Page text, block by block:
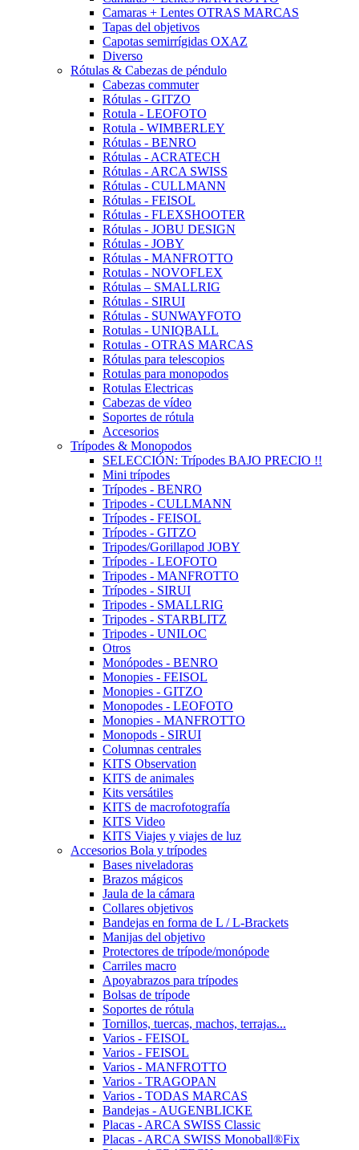
Camaras + Lentes OTRAS MARCAS
Tapas del objetivos
Capotas semirrígidas OXAZ
Diverso
Rótulas & Cabezas de péndulo
Cabezas commuter
Rótulas - GITZO
Rotula - LEOFOTO
Rotula - WIMBERLEY
Rótulas - BENRO
Rótulas - ACRATECH
Rótulas - ARCA SWISS
Rótulas - CULLMANN
Rótulas - FEISOL
Rótulas - FLEXSHOOTER
Rótulas - JOBU DESIGN
Rótulas - JOBY
Rótulas - MANFROTTO
Rotulas - NOVOFLEX
Rótulas – SMALLRIG
Rótulas - SIRUI
Rótulas - SUNWAYFOTO
Rotulas - UNIQBALL
Rotulas - OTRAS MARCAS
Rótulas para telescopios
Rotulas para monopodos
Rotulas Electricas
Cabezas de vídeo
Soportes de rótula
Accesorios
Trípodes & Monopodos
SELECCIÓN: Trípodes BAJO PRECIO !!
Mini trípodes
Trípodes - BENRO
Tripodes - CULLMANN
Trípodes - FEISOL
Trípodes - GITZO
Tripodes/Gorillapod JOBY
Trípodes - LEOFOTO
Tripodes - MANFROTTO
Trípodes - SIRUI
Tripodes - SMALLRIG
Tripodes - STARBLITZ
Tripodes - UNILOC
Otros
Monópodes - BENRO
Monopies - FEISOL
Monopies - GITZO
Monopodes - LEOFOTO
Monopies - MANFROTTO
Monopods - SIRUI
Columnas centrales
KITS Observation
KITS de animales
Kits versátiles
KITS de macrofotografía
KITS Video
KITS Viajes y viajes de luz
Accesorios Bola y trípodes
Bases niveladoras
Brazos mágicos
Jaula de la cámara
Collares objetivos
Bandejas en forma de L / L-Brackets
Manijas del objetivo
Protectores de trípode/monópode
Carriles macro
Apoyabrazos para trípodes
Bolsas de trípode
Soportes de rótula
Tornillos, tuercas, machos, terrajas...
Varios - FEISOL
Varios - FEISOL
Varios - MANFROTTO
Varios - TRAGOPAN
Varios - TODAS MARCAS
Bandejas - AUGENBLICKE
Placas - ARCA SWISS Classic
Placas - ARCA SWISS Monoball®Fix